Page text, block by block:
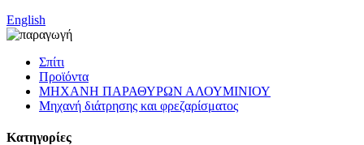
English
Σπίτι
Προϊόντα
ΜΗΧΑΝΗ ΠΑΡΑΘΥΡΩΝ ΑΛΟΥΜΙΝΙΟΥ
Μηχανή διάτρησης και φρεζαρίσματος
Κατηγορίες